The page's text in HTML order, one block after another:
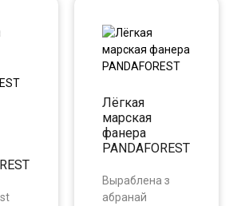
Лёгкая
марская
фанера
PANDAFOREST
Выраблена з
абранай